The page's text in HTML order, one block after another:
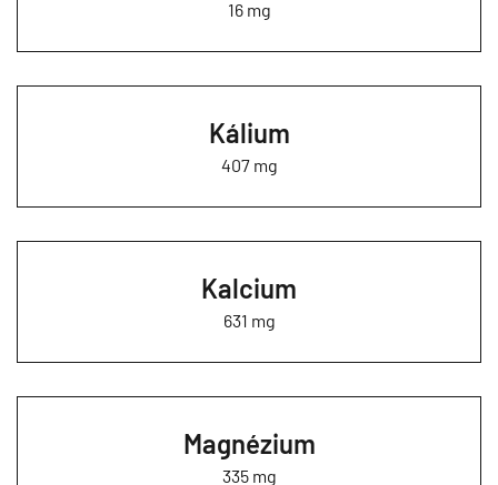
16 mg
Kálium
407 mg
Kalcium
631 mg
Magnézium
335 mg